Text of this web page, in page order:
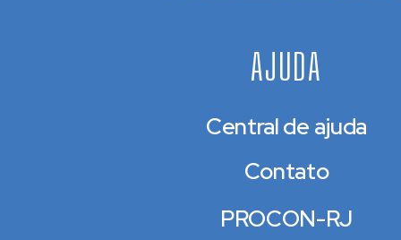
AJUDA
Central de ajuda
Contato
PROCON-RJ